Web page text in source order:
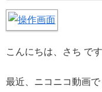
こんにちは、さち です
最近、ニコニコ動画